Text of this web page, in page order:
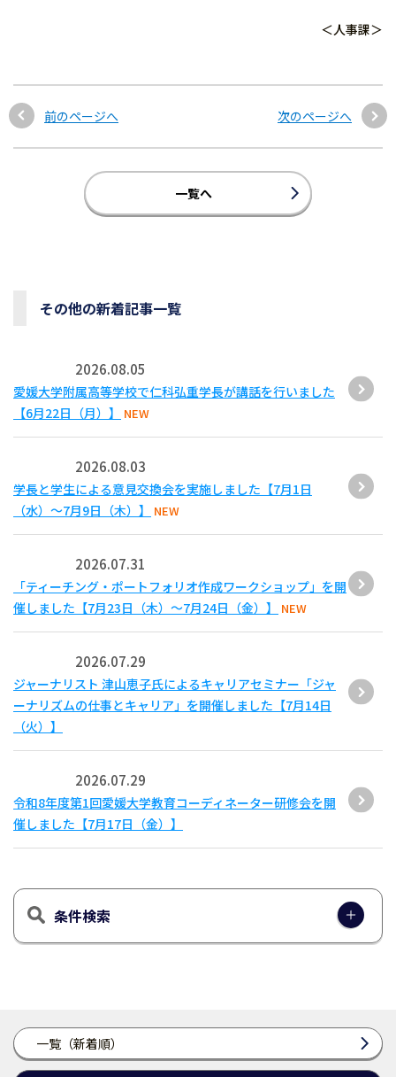
一覧（新着順）
＜人事課＞
前のページへ 次のページへ
一覧へ
その他の新着記事一覧
2026.08.05
愛媛大学附属高等学校で仁科弘重学長が講話を行いました
【6月22日（月）】
NEW
2026.08.03
学長と学生による意見交換会を実施しました【7月1日
（水）～7月9日（木）】
NEW
2026.07.31
「ティーチング・ポートフォリオ作成ワークショップ」を開
催しました【7月23日（木）～7月24日（金）】
NEW
2026.07.29
ジャーナリスト 津山恵子氏によるキャリアセミナー「ジャ
ーナリズムの仕事とキャリア」を開催しました【7月14日
（火）】
2026.07.29
令和8年度第1回愛媛大学教育コーディネーター研修会を開
催しました【7月17日（金）】
条件検索